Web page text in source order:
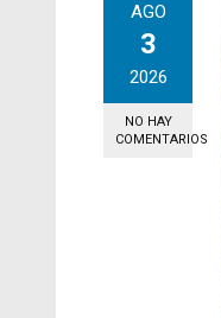
AGO
3
2026
NO HAY
COMENTARIOS